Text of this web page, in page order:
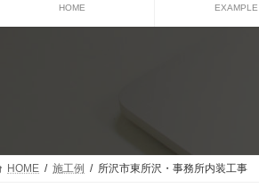
HOME EXAMPLE
HOME 施工例 所沢市東所沢・事務所内装工事